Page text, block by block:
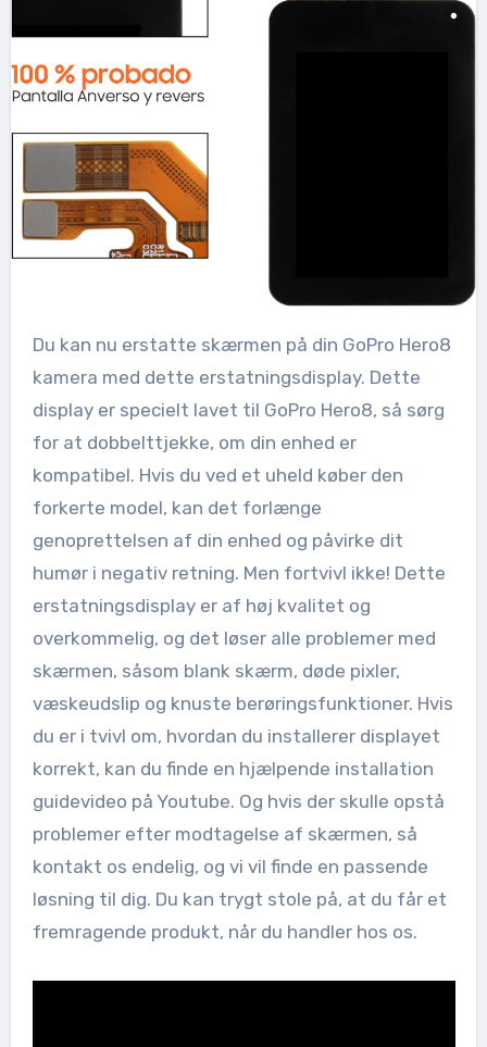
Du kan nu erstatte skærmen på din GoPro Hero8
kamera med dette erstatningsdisplay. Dette
display er specielt lavet til GoPro Hero8, så sørg
for at dobbelttjekke, om din enhed er
kompatibel. Hvis du ved et uheld køber den
forkerte model, kan det forlænge
genoprettelsen af din enhed og påvirke dit
humør i negativ retning. Men fortvivl ikke! Dette
erstatningsdisplay er af høj kvalitet og
overkommelig, og det løser alle problemer med
skærmen, såsom blank skærm, døde pixler,
væskeudslip og knuste berøringsfunktioner. Hvis
du er i tvivl om, hvordan du installerer displayet
korrekt, kan du finde en hjælpende installation
guidevideo på Youtube. Og hvis der skulle opstå
problemer efter modtagelse af skærmen, så
kontakt os endelig, og vi vil finde en passende
løsning til dig. Du kan trygt stole på, at du får et
fremragende produkt, når du handler hos os.